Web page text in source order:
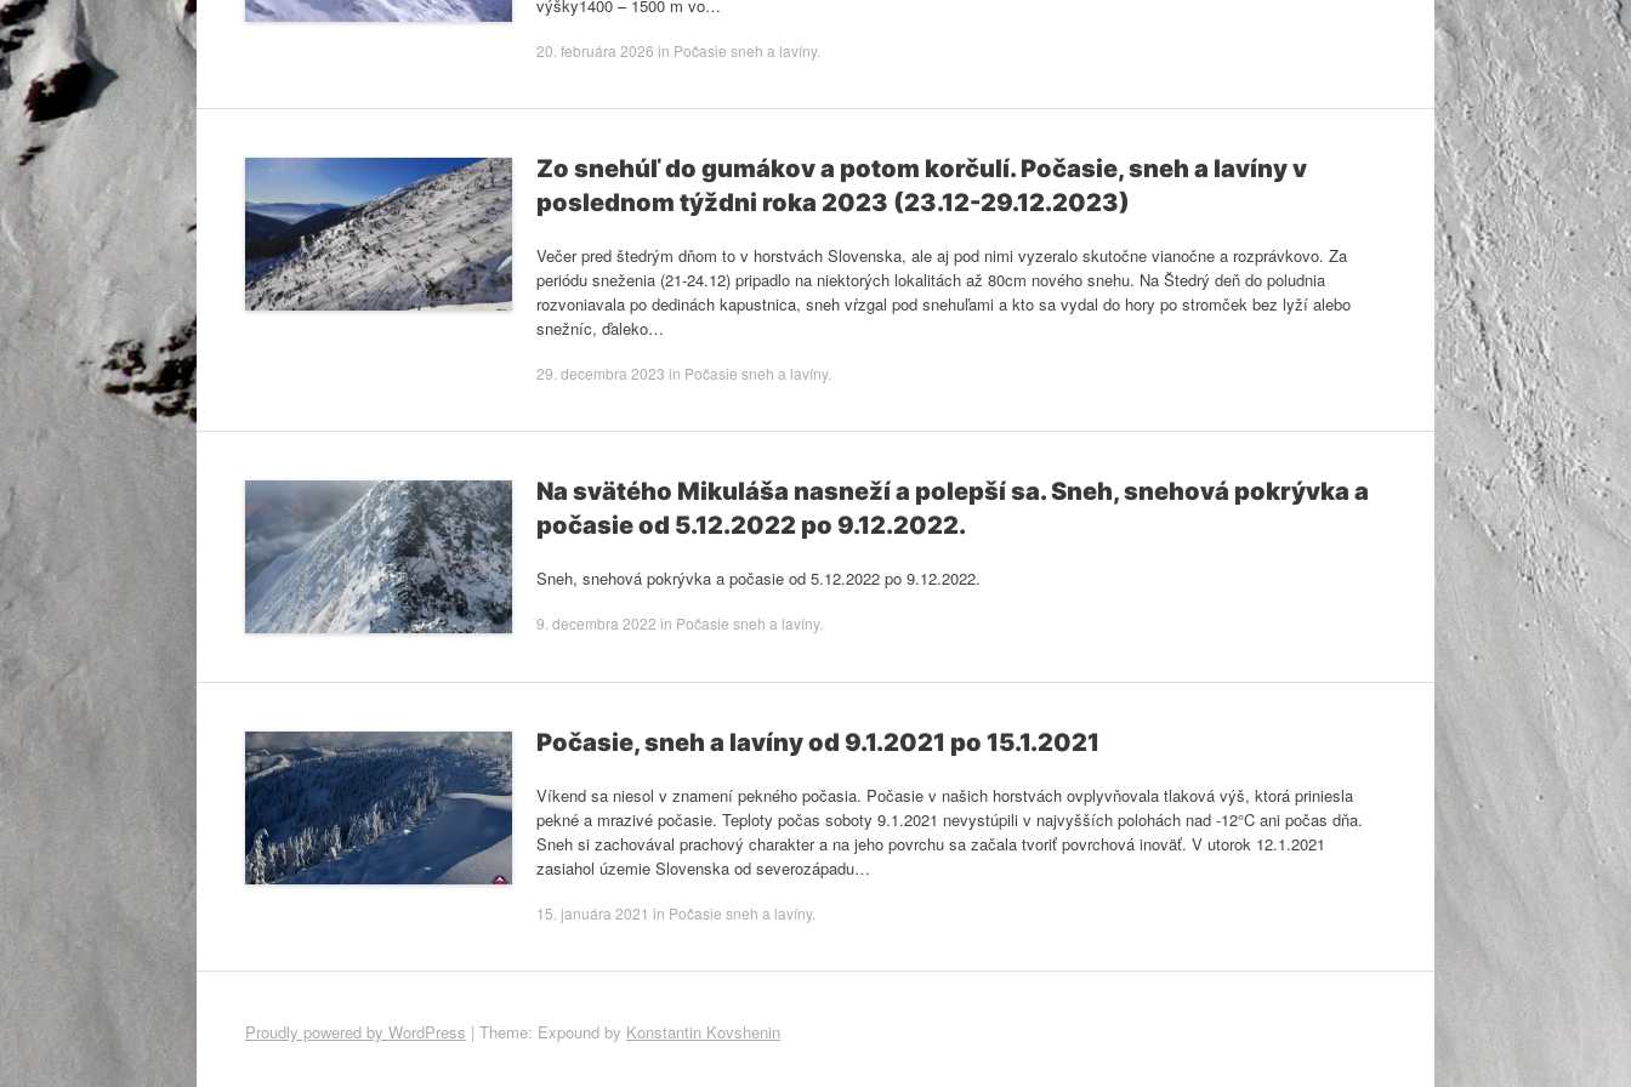
výšky1400 – 1500 m vo…
20. februára 2026 in Počasie sneh a lavíny.
Zo snehúľ do gumákov a potom korčulí. Počasie, sneh a lavíny v
poslednom týždni roka 2023 (23.12-29.12.2023)
Večer pred štedrým dňom to v horstvách Slovenska, ale aj pod nimi vyzeralo skutočne vianočne a rozprávkovo. Za
periódu sneženia (21-24.12) pripadlo na niektorých lokalitách až 80cm nového snehu. Na Štedrý deň do poludnia
rozvoniavala po dedinách kapustnica, sneh vŕzgal pod snehuľami a kto sa vydal do hory po stromček bez lyží alebo
snežníc, ďaleko…
29. decembra 2023 in Počasie sneh a lavíny.
Na svätého Mikuláša nasneží a polepší sa. Sneh, snehová pokrývka a
počasie od 5.12.2022 po 9.12.2022.
Sneh, snehová pokrývka a počasie od 5.12.2022 po 9.12.2022.
9. decembra 2022 in Počasie sneh a lavíny.
Počasie, sneh a lavíny od 9.1.2021 po 15.1.2021
Víkend sa niesol v znamení pekného počasia. Počasie v našich horstvách ovplyvňovala tlaková výš, ktorá priniesla
pekné a mrazivé počasie. Teploty počas soboty 9.1.2021 nevystúpili v najvyšších polohách nad -12°C ani počas dňa.
Sneh si zachovával prachový charakter a na jeho povrchu sa začala tvoriť povrchová inoväť. V utorok 12.1.2021
zasiahol územie Slovenska od severozápadu…
15. januára 2021 in Počasie sneh a lavíny.
Proudly powered by WordPress | Theme: Expound by Konstantin Kovshenin